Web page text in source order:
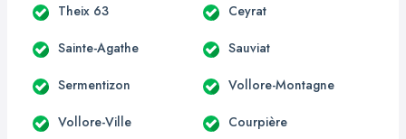
Theix 63 Ceyrat
Sainte-Agathe Sauviat
Sermentizon Vollore-Montagne
Vollore-Ville Courpière